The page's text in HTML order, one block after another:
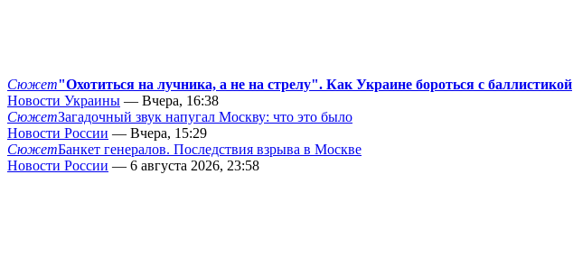
Сюжет"Охотиться на лучника, а не на стрелу". Как Украине бороться с баллистикой
Новости Украины — Вчера, 16:38
СюжетЗагадочный звук напугал Москву: что это было
Новости России — Вчера, 15:29
СюжетБанкет генералов. Последствия взрыва в Москве
Новости России — 6 августа 2026, 23:58